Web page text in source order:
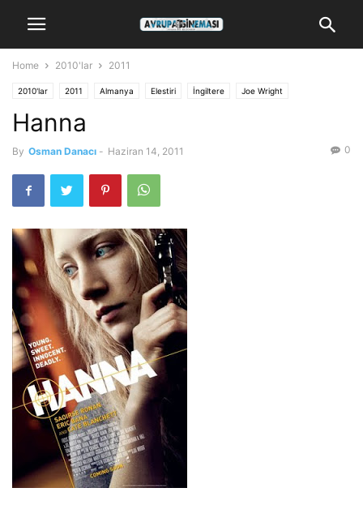
Home 2010'lar 2011
2010'lar 2011 Almanya Elestiri İngiltere Joe Wright
Hanna
By Osman Danacı - Haziran 14, 2011 0